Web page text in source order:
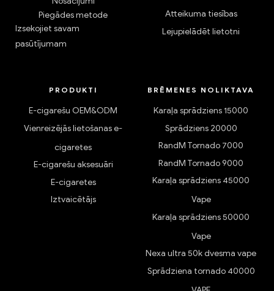
Piegādes metode
Izsekojiet savam
pasūtījumam
Atteikuma tiesības
Lejupielādēt lietotni
PRODUKTI
E-cigarešu OEM&ODM
Vienreizējās lietošanas e-
cigaretes
E-cigarešu aksesuāri
E-cigaretes
Iztvaicētājs
BRĒMENES NOLIKTAVA
Karaļa sprādziens 15000
Sprādziens 20000
RandM Tornado 7000
RandM Tornado 9000
Karaļa sprādziens 45000
Vape
Karaļa sprādziens 50000
Vape
Nexa ultra 50k dvesma vape
Sprādziena tornado 40000